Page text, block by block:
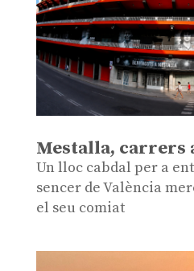
Mestalla, carrers
Un lloc cabdal per a
sencer de València
el seu comiat